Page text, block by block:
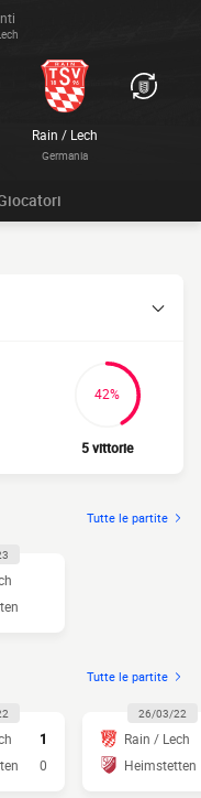
Rain / Lech
Germania
42%
5 vittorie
Tutte le partite
Tutte le partite
1
0
26/03/22
Rain / Lech
Heimstetten